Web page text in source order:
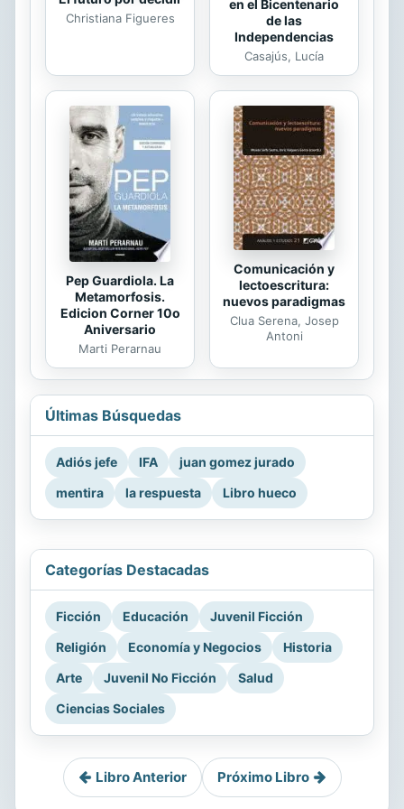
Christiana Figueres
en el Bicentenario
de las
Independencias
Casajús, Lucía
Pep Guardiola. La
Metamorfosis.
Edicion Corner 10o
Aniversario
Marti Perarnau
Comunicación y
lectoescritura:
nuevos paradigmas
Clua Serena, Josep
Antoni
Últimas Búsquedas
Adiós jefe IFA
juan gomez jurado
mentira
la respuesta Libro hueco
Categorías Destacadas
Ficción Educación
Juvenil Ficción
Religión
Economía y Negocios
Historia
Arte
Juvenil No Ficción
Salud
Ciencias Sociales
Libro Anterior Próximo Libro